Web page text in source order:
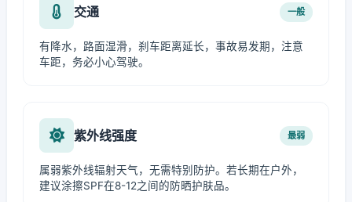
交通 一般
有降水，路面湿滑，刹车距离延长，事故易发期，注意
车距，务必小心驾驶。
紫外线强度 最弱
属弱紫外线辐射天气，无需特别防护。若长期在户外，
建议涂擦SPF在8-12之间的防晒护肤品。